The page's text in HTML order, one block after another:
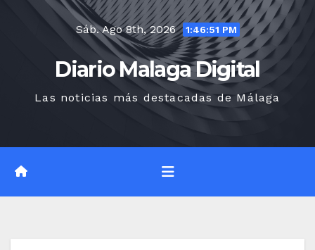
Sáb. Ago 8th, 2026 1:46:52 PM
Diario Malaga Digital
Las noticias más destacadas de Málaga